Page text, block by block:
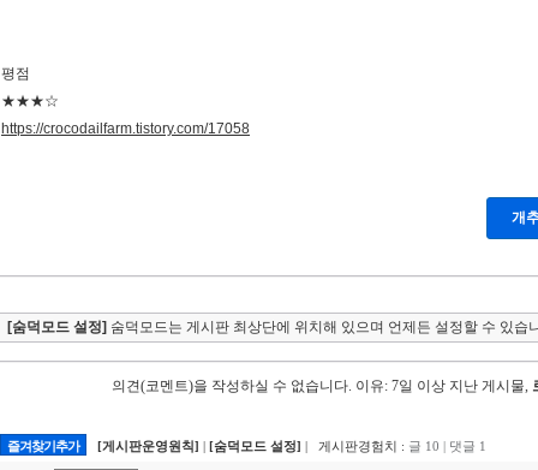
평점
★★★☆
https://crocodailfarm.tistory.com/17058
개
[숨덕모드 설정] 숨덕모드는 게시판 최상단에 위치해 있으며 언제든 설정할 수 있습
의견(코멘트)을 작성하실 수 없습니다. 이유: 7일 이상 지난 게시물,
즐겨찾기추가 [게시판운영원칙] | [숨덕모드 설정] | 게시판경험치 : 글 10 | 댓글 1